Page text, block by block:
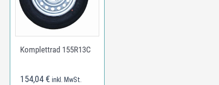
Komplettrad 155R13C
154,04 € inkl. MwSt.